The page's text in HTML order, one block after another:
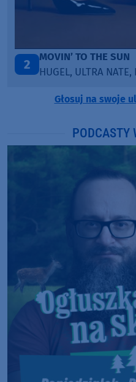
2
MOVIN’ TO THE SUN
HUGEL, ULTRA
Głosuj na swoje
PODCASTY